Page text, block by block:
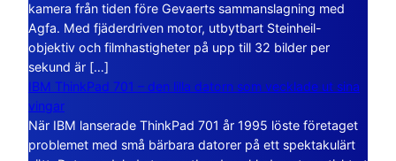
kamera från tiden före Gevaerts sammanslagning med
Agfa. Med fjäderdriven motor, utbytbart Steinheil-
objektiv och filmhastigheter på upp till 32 bilder per
sekund är […]
IBM ThinkPad 701 – den lilla datorn som vecklade ut sina
vingar
När IBM lanserade ThinkPad 701 år 1995 löste företaget
problemet med små bärbara datorer på ett spektakulärt